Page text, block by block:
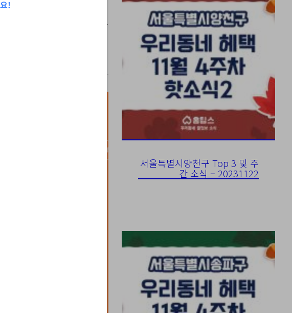
2023-07-21
서울특별시양천구 Top 3 및 주
간 소식 – 20231122
!